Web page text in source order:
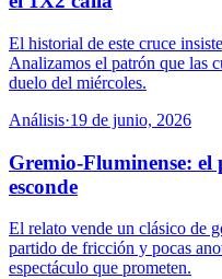
El historial de este cruce
Analizamos el patrón que las
duelo del miércoles.
Análisis·19 de junio, 2026
Gremio-Fluminense:
esconde
El relato vende un clásico de
partido de fricción y pocas
espectáculo que prometen.